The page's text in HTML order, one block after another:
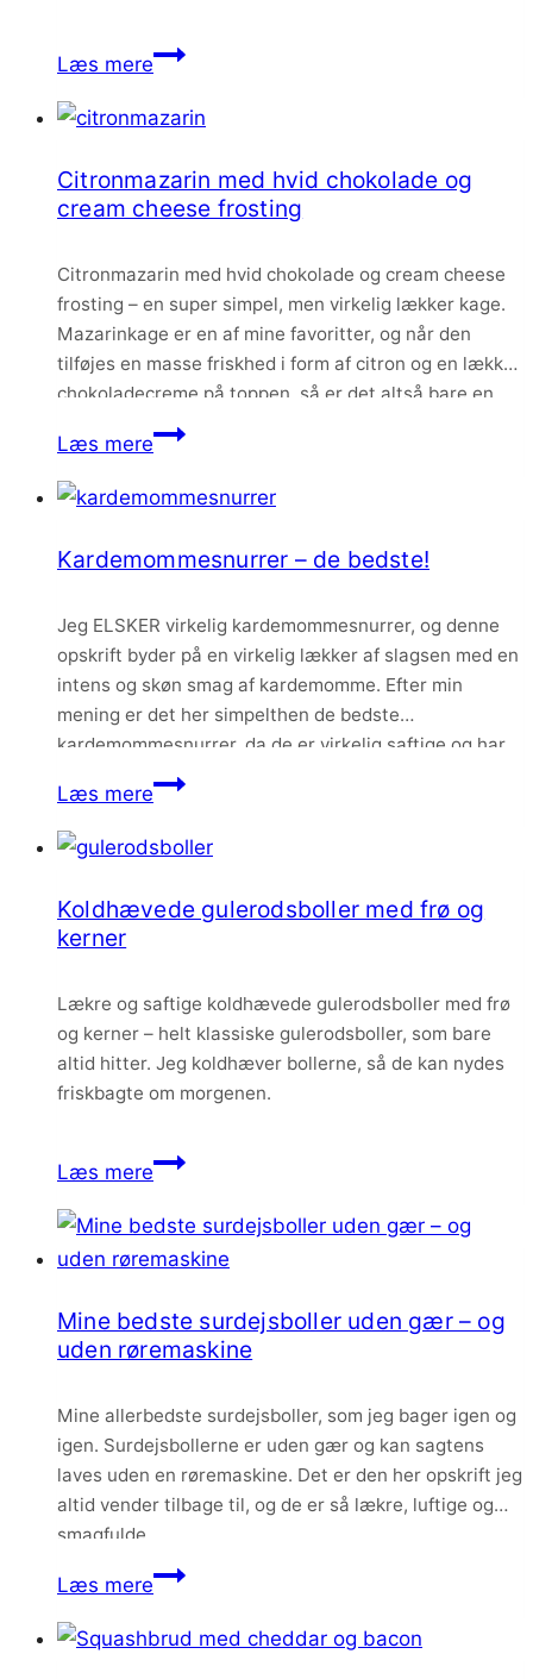
Læs mereFrugtbrød
varme
Citronmazarin med hvid chokolade og
cream cheese frosting
Citronmazarin med hvid chokolade og cream cheese
frosting – en super simpel, men virkelig lækker kage.
Mazarinkage er en af mine favoritter, og når den
tilføjes en masse friskhed i form af citron og en lækker
chokoladecreme på toppen, så er det altså bare en
Læs mereCitronmazarin
hvid
og
cheese
frosting
Kardemommesnurrer – de bedste!
Jeg ELSKER virkelig kardemommesnurrer, og denne
opskrift byder på en virkelig lækker af slagsen med en
intens og skøn smag af kardemomme. Efter min
mening er det her simpelthen de bedste
kardemommesnurrer, da de er virkelig saftige og har
en helt fantastisk smag.
Læs mereKardemommesnurrer
de
Koldhævede gulerodsboller med frø og
kerner
Lækre og saftige koldhævede gulerodsboller med frø
og kerner – helt klassiske gulerodsboller, som bare
altid hitter. Jeg koldhæver bollerne, så de kan nydes
friskbagte om morgenen.
Læs mereKoldhævede
med
frø
kerner
Mine bedste surdejsboller uden gær – og
uden røremaskine
Mine allerbedste surdejsboller, som jeg bager igen og
igen. Surdejsbollerne er uden gær og kan sagtens
laves uden en røremaskine. Det er den her opskrift jeg
altid vender tilbage til, og de er så lækre, luftige og
smagfulde.
Læs mereMine
surdejsboller